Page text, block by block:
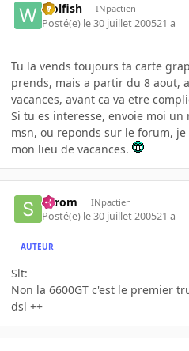
wolfish INpactien
Posté(e) le 30 juillet 200521 a
Tu la vends toujours ta carte
prends, mais a partir du 8 aout,
vacances, avant ca va etre
Si tu es interesse, envoie moi
msn, ou reponds sur le forum,
mon lieu de vacances.
Serom INpactien
Posté(e) le 30 juillet 200521 a
AUTEUR
Slt:
Non la 6600GT c'est le premier
dsl ++